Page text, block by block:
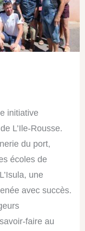
initiative
L’Ile-Rousse.
du port,
écoles de
une
avec succès.
faire au